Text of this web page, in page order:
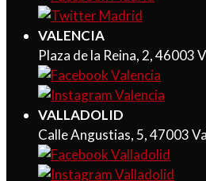
VALENCIA
Plaza de la Reina, 2, 46003
VALLADOLID
Calle Angustias, 5, 47003